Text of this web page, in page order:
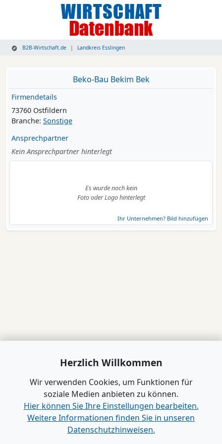
B2B-Wirtschaft.de Landkreis Esslingen
Beko-Bau Bekim Bek
Firmendetails
73760 Ostfildern
Branche: Sonstige
Ansprechpartner
Kein Ansprechpartner hinterlegt
Es wurde noch kein
Foto oder Logo hinterlegt
Ihr Unternehmen? Bild hinzufügen
Herzlich Willkommen
Wir verwenden Cookies, um Funktionen für
soziale Medien anbieten zu können.
Hier können Sie Ihre Einstellungen bearbeiten.
Weitere Informationen finden Sie in unseren
Datenschutzhinweisen.